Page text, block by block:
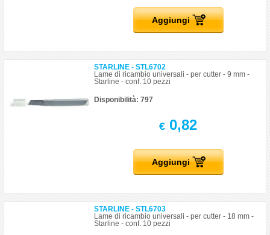
Aggiungi
STARLINE - STL6702
Lame di ricambio universali - per cutter - 9 mm -
Starline - conf. 10 pezzi
Disponibilità: 797
€ 0,82
Aggiungi
STARLINE - STL6703
Lame di ricambio universali - per cutter - 18 mm -
Starline - conf. 10 pezzi